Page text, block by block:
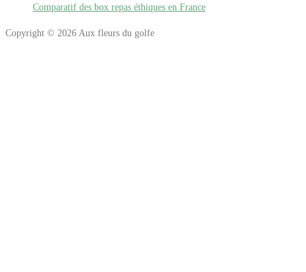
Comparatif des box repas éthiques en France
Copyright © 2026 Aux fleurs du golfe